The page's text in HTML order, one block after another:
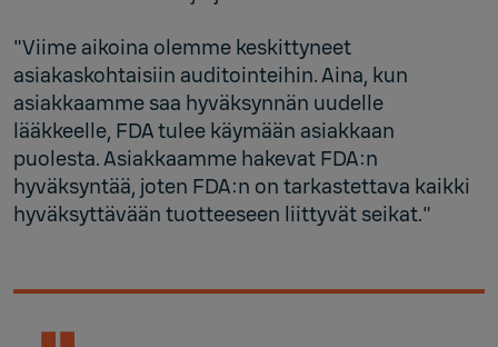
"Viime aikoina olemme keskittyneet
asiakaskohtaisiin auditointeihin. Aina, kun
asiakkaamme saa hyväksynnän uudelle
lääkkeelle, FDA tulee käymään asiakkaan
puolesta. Asiakkaamme hakevat FDA:n
hyväksyntää, joten FDA:n on tarkastettava kaikki
hyväksyttävään tuotteeseen liittyvät seikat."